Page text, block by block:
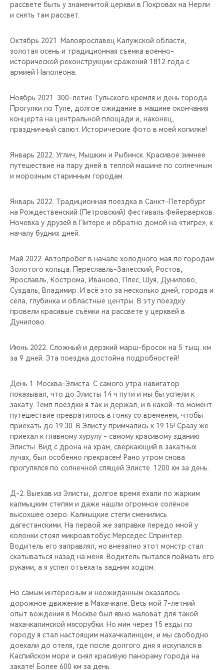
рассвете быть у знаменитой церкви в Покровах на Нерли
и снять там рассвет.​
Октябрь 2021. Малоярославец Калужской области,
золотая осень и традиционная съемка военно-
исторической реконструкции сражений 1812 года с
армией Наполеона.
Ноябрь 2021. 300-летие Тульского кремля и день города.
Прогулки по Туле, долгое ожидание в машине окончания
концерта на центральной площади и, наконец,
праздничный салют. Исторические фото в моей копилке!
Январь 2022. Углич, Мышкин и Рыбинск. Красивое зимнее
путешествие на пару дней в теплой машине по солнечным
и морозным старинным городам.
Январь 2022. Традиционная поездка в Санкт-Петербург
на Рождественский (Петровский) фестиваль фейерверков.
Ночевка у друзей в Питере и обратно домой на «тигре», к
началу будних дней.
Май 2022. Автопробег в начале холодного мая по городам
Золотого кольца. Переславль-Залесский, Ростов,
Ярославль, Кострома, Иваново, Плес, Шуя, Дунилово,
Суздаль, Владимир. И всё это за несколько дней, города и
сёла, глубинка и областные центры. В эту поездку
провели красивые съёмки на рассвете у церквей в
Дунилово.
Июнь 2022. Сложный и дерзкий марш-бросок на 5 тыщ. км
за 9 дней. Эта поездка достойна подробностей!
День 1. Москва-Элиста. С самого утра навигатор
показывал, что до Элисты 14 ч пути и мы бы успели к
закату. Темп поездки я так и держал, и в какой-то момент
путешествие превратилось в гонку со временем, чтобы
приехать до 19:30. В Элисту примчались к 19.15! Сразу же
приехал к главному хурулу - самому красивому зданию
Элисты. Вид с дрона на храм, сверкающий в закатных
лучах, был особенно прекрасен! Рано утром снова
прогулялся по солнечной спящей Элисте. 1200 км за день.
Д-2. Выехав из Элисты, долгое время ехали по жарким
калмыцким степям и даже нашли огромное солёное
высохшее озеро. Калмыцкие степи сменились
дагестанскими. На первой же заправке передо мной у
колонки стоял микроавтобус Мерседес Спринтер.
Водитель его заправлял, но внезапно этот монстр стал
скатываться назад на меня. Водитель пытался поймать его
руками, а я успел отъехать задним ходом.
Но самым интересным и неожиданным оказалось
дорожное движение в Махачкале. Весь мой 7-летний
опыт вождения в Москве был явно маловат для такой
махачкалинской мясорубки. Но мин через 15 езды по
городу я стал настоящим махачкалинцем, и мы свободно
доехали до отеля, где после долгого дня я искупался в
Каспийском море и снял красивую панораму города на
закате! Более 600 км за день.